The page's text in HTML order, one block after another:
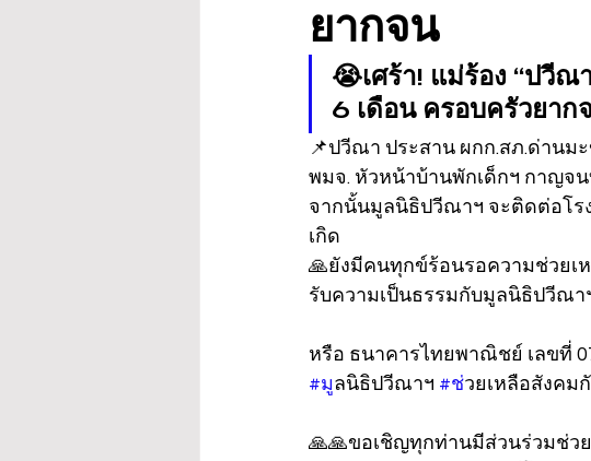
ยากจน
😭เศร้า! แม่ร้อง “ปวี
6 เดือน ครอบครัวยาก
📌ปวีณา ประสาน ผกก.สภ.ด่านม
พมจ. หัวหน้าบ้านพักเด็กฯ กาญจน
จากนั้นมูลนิธิปวีณาฯ จะติดต่อโร
เกิด
🙏ยังมีคนทุกข์ร้อนรอความช่วยเ
รับความเป็นธรรมกับมูลนิธิปวีณา
หรือ ธนาคารไทยพาณิชย์ เลขที่
#มูลนิธิปวีณาฯ #ชวยเหลือสังค
🙏🙏ขอเชิญทุกท่านมีส่วนร่วมช่ว